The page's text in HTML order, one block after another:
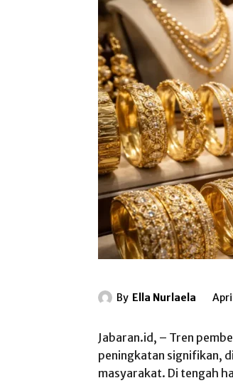
By Ella Nurlaela
Jabaran.id, – Tren
peningkatan signifikan,
masyarakat. Di tengah